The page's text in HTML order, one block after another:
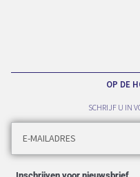
OP DE
SCHRIJF U IN